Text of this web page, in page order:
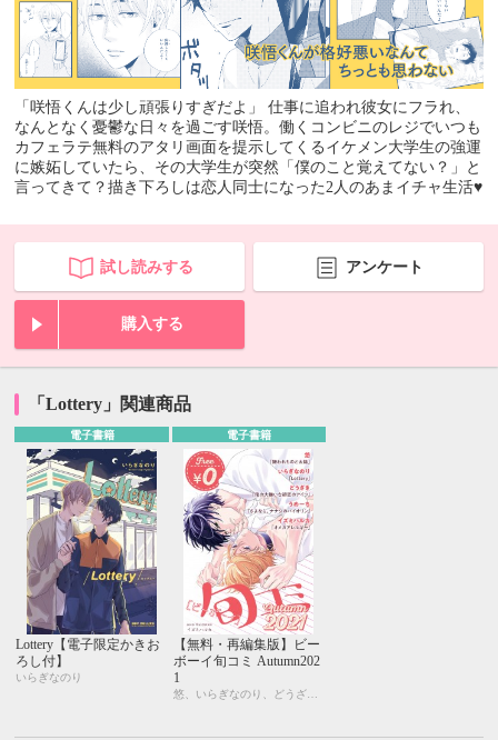
「咲悟くんは少し頑張りすぎだよ」 仕事に追われ彼女にフラれ、
なんとなく憂鬱な日々を過ごす咲悟。働くコンビニのレジでいつも
カフェラテ無料のアタリ画面を提示してくるイケメン大学生の強運
に嫉妬していたら、その大学生が突然「僕のこと覚えてない？」と
言ってきて？描き下ろしは恋人同士になった2人のあまイチャ生活♥
試し読みする アンケート
購入する
「Lottery」関連商品
電子書籍
Lottery【電子限定かきお
ろし付】
いらぎなのり
電子書籍
【無料・再編集版】ビー
ボーイ旬コミ Autumn202
1
悠、いらぎなのり、どうざき、うめーち、イズミハルカ